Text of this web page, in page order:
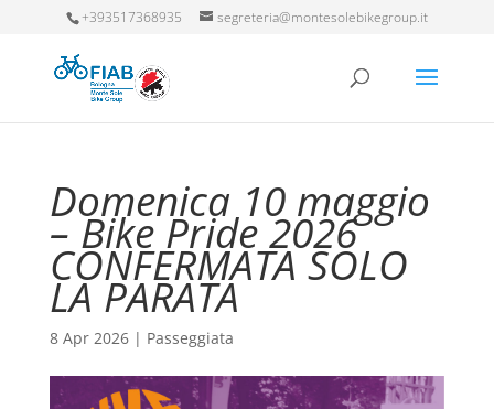
+393517368935 segreteria@montesolebikegroup.it
Domenica 10 maggio
– Bike Pride 2026
CONFERMATA SOLO
LA PARATA
8 Apr 2026| Passeggiata